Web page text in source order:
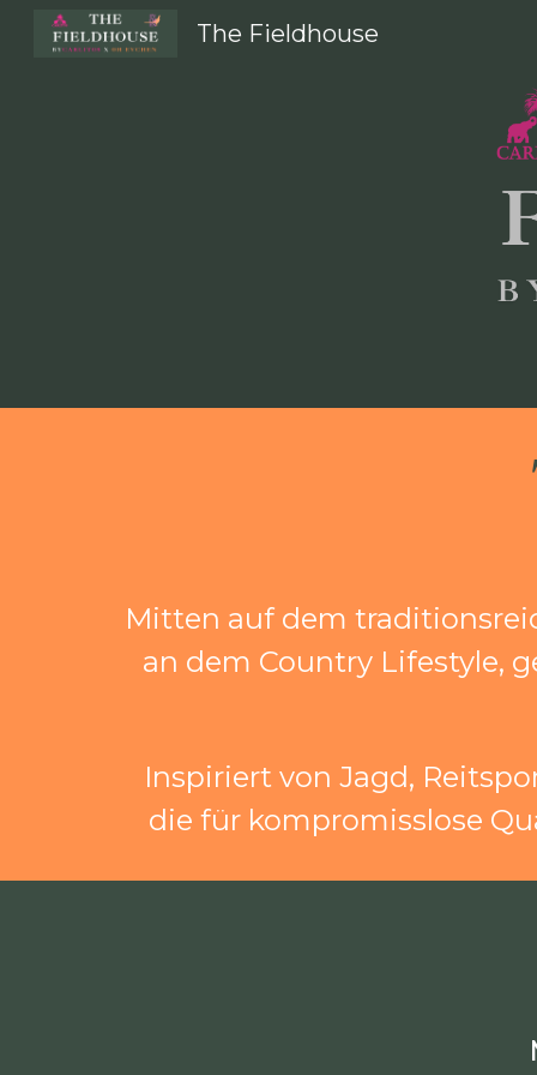
The Fieldhouse
Mitten auf dem
an dem Country Lifestyle,
Inspiriert von Jagd,
die für kompromisslose